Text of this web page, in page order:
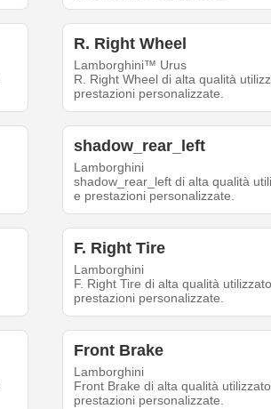
R. Right Wheel
Lamborghini™ Urus
R. Right Wheel di alta qualità
prestazioni personalizzate.
shadow_rear_left
Lamborghini
shadow_rear_left di alta qualità
e prestazioni personalizzate.
F. Right Tire
Lamborghini
F. Right Tire di alta qualità
prestazioni personalizzate.
Front Brake
Lamborghini
Front Brake di alta qualità
prestazioni personalizzate.